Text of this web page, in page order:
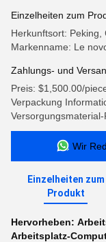
Einzelheiten zum
Herkunftsort: Peking,
Markenname: Le
Zahlungs- und
Preis: $1,500.00/
Verpackung
Wir
Einzelheiten zum
Produkt
Hervorheben:
Arbeitsplatz-